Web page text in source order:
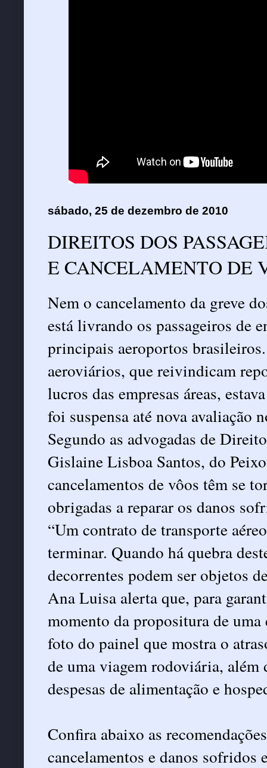
sábado, 25 de dezembro de 2010
DIREITOS DOS
Nem o cancelamento da greve
está livrando os passageiros de
principais aeroportos
aeroviários, que reivindicam
lucros das empresas áreas,
foi suspensa até nova avaliação
Segundo as advogadas de
Gislaine Lisboa Santos, do
cancelamentos de vôos têm se
obrigadas a reparar os danos
“Um contrato de transporte
terminar. Quando há quebra
decorrentes podem ser objetos
Ana Luisa alerta que, para
momento da propositura de
foto do painel que mostra o
de uma viagem rodoviária, além
despesas de alimentação e
Confira abaixo as
cancelamentos e danos sofridos